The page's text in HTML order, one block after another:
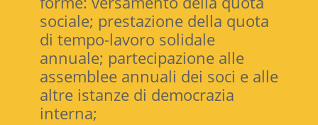
sociale; prestazione della quota
di tempo-lavoro solidale
annuale; partecipazione alle
assemblee annuali dei soci e alle
altre istanze di democrazia
interna;